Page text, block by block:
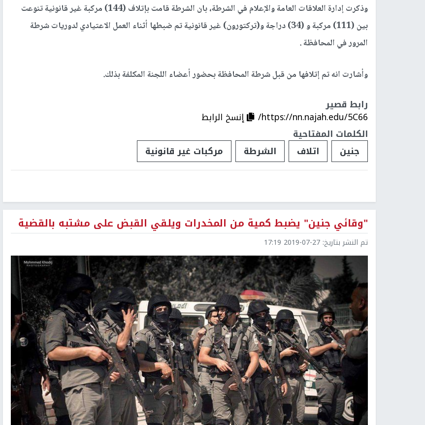
وذكرت إدارة العلاقات العامة والإعلام في الشرطة، بان الشرطة قامت بإتلاف (144) مركبة غير قانونية تنوعت
بين (111) مركبة و (34) دراجة و(تركتورون) غير قانونية تم ضبطها أثناء العمل الاعتيادي لدوريات شرطة
المرور في المحافظة .
وأشارت انه تم إتلافها من قبل شرطة المحافظة بحضور أعضاء اللجنة المكلفة بذلك.
رابط قصير
https://nn.najah.edu/5C66/
إنسخ الرابط
الكلمات المفتاحية
جنين
اتلاف الشرطة مركبات غير قانونية
"وقائي جنين" يضبط كمية من المخدرات ويلقي القبض على مشتبه بالقضية
تم النشر بتاريخ: 2019-07-27 17:19